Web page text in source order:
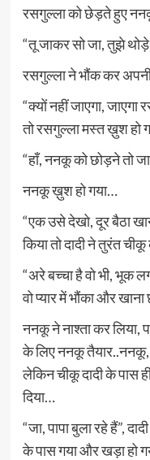
रसगुल्ला को छेड़ते हुए
“तू जाकर सो जा, तुझे
रसगुल्ला ने भौंक कर
“क्यों नहीं जाएगा,
तो रसगुल्ला मस्त ख़ुश हो
“हाँ, ननकू को छोड़ने तो
ननकू ख़ुश हो गया…
“एक उसे देखो, दूर बैठा
किया तो दादी ने तुरंत चीकू
“अरे बच्चा है वो भी, भूक
वो प्यार में भौंका और
ननकू ने नाश्ता कर लिया,
के लिए ननकू तैयार..ननकू,
लेकिन चीकू दादी के पास ही
दिया…
“जा, पापा बुला रहे हैं”,
के पास गया और खड़ा हो